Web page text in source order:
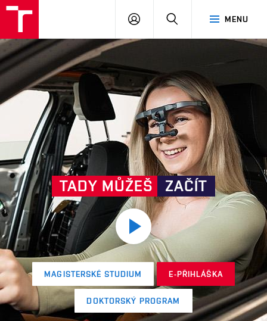
MENU
PŘIHLÁSIT
TADY MŮŽEŠ ZAČÍT
MAGISTERSKÉ STUDIUM E-PŘIHLÁŠKA
DOKTORSKÝ PROGRAM